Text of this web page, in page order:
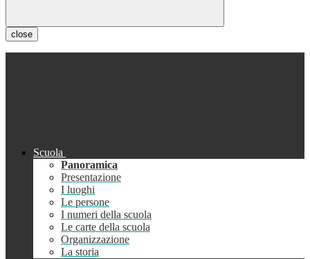
close
Scuola
Panoramica
Presentazione
I luoghi
Le persone
I numeri della scuola
Le carte della scuola
Organizzazione
La storia